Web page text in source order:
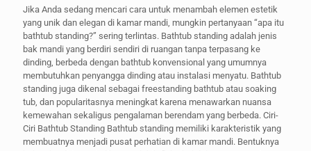
Jika Anda sedang mencari cara untuk menambah elemen estetik
yang unik dan elegan di kamar mandi, mungkin pertanyaan “apa itu
bathtub standing?” sering terlintas. Bathtub standing adalah jenis
bak mandi yang berdiri sendiri di ruangan tanpa terpasang ke
dinding, berbeda dengan bathtub konvensional yang umumnya
membutuhkan penyangga dinding atau instalasi menyatu. Bathtub
standing juga dikenal sebagai freestanding bathtub atau soaking
tub, dan popularitasnya meningkat karena menawarkan nuansa
kemewahan sekaligus pengalaman berendam yang berbeda. Ciri-
Ciri Bathtub Standing Bathtub standing memiliki karakteristik yang
membuatnya menjadi pusat perhatian di kamar mandi. Bentuknya